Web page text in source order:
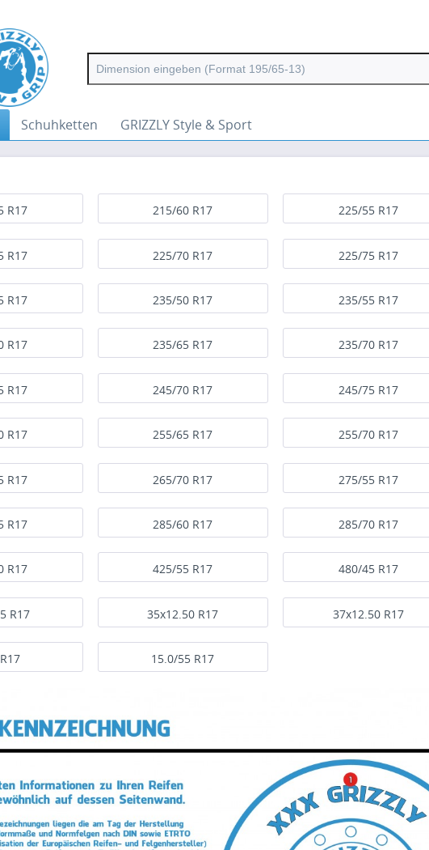
Schuhketten GRIZZLY Style & Sport
R17 215/60 R17 225/55 R17
R17 225/70 R17 225/75 R17
R17 235/50 R17 235/55 R17
R17 235/65 R17 235/70 R17
R17 245/70 R17 245/75 R17
R17 255/65 R17 255/70 R17
R17 265/70 R17 275/55 R17
R17 285/60 R17 285/70 R17
R17 425/55 R17 480/45 R17
R17 35x12.50 R17 37x12.50 R17
15.0/55 R17